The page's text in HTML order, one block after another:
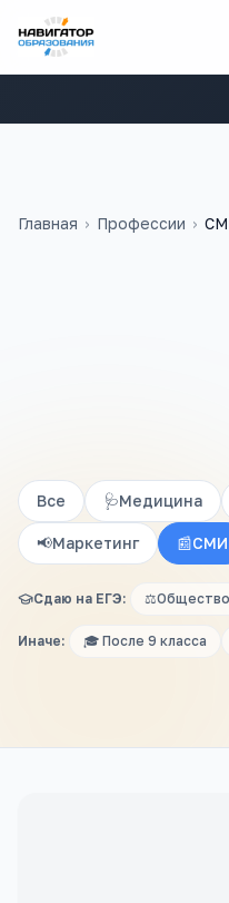
Главная › Профессии ›
Все 🩺Медицина
📢Маркетинг 📰СМИ
Сдаю на ЕГЭ: ⚖️
Иначе: 🎓 После 9 класса